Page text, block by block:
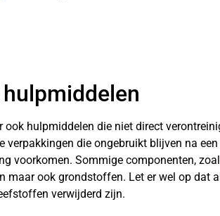
hulpmiddelen die niet direct
verpakkingen die ongebruikt blijven na
voorkomen. Sommige componenten,
maar ook grondstoffen. Let er wel op dat
verwijderd zijn.